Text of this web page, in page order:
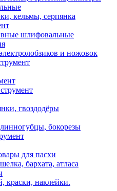
кельмы, серпянка
шлифовальные
и ножовок
гвоздодёры
бокорезы
для пасхи
бархата, атласа
краски, наклейки.